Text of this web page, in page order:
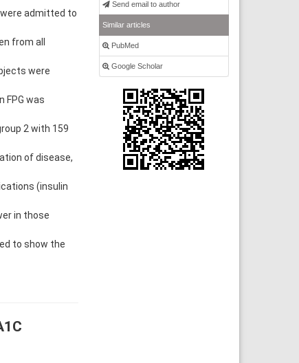
were admitted to
from all
were
FPG was
2 with 159
of disease,
(insulin
in those
to show the
Send email to author
Similar articles
PubMed
Google Scholar